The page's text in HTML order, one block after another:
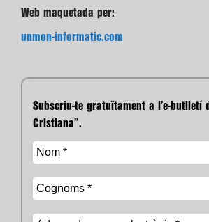
Web maquetada per:
unmon-informatic.com
Subscriu-te gratuïtament a l’e-butlletí
Cristiana”.